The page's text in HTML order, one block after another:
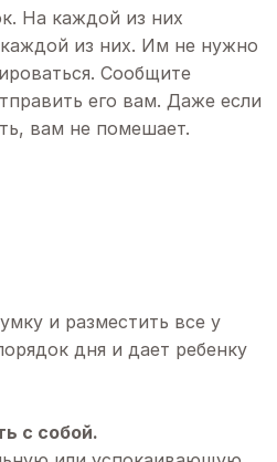
На каждой из них
из них. Им не нужно
Сообщите
его вам. Даже если
вам не помешает.
и разместить все у
дня и дает ребенку
с собой.